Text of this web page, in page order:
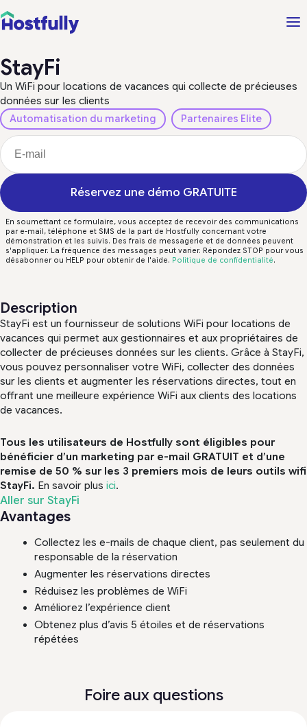
StayFi
Un WiFi pour locations de vacances qui collecte de précieuses
données sur les clients
Automatisation du marketing
Partenaires Elite
Réservez une démo GRATUITE
En soumettant ce formulaire, vous acceptez de recevoir des communications
par e-mail, téléphone et SMS de la part de Hostfully concernant votre
démonstration et les suivis. Des frais de messagerie et de données peuvent
s'appliquer. La fréquence des messages peut varier. Répondez STOP pour vous
désabonner ou HELP pour obtenir de l'aide. Politique de confidentialité.
Description
StayFi est un fournisseur de solutions WiFi pour locations de
vacances qui permet aux gestionnaires et aux propriétaires de
collecter de précieuses données sur les clients. Grâce à StayFi,
vous pouvez personnaliser votre WiFi, collecter des données
sur les clients et augmenter les réservations directes, tout en
offrant une meilleure expérience WiFi aux clients des locations
de vacances.
Tous les utilisateurs de Hostfully sont éligibles pour
bénéficier d’un marketing par e-mail GRATUIT et d’une
remise de 50 % sur les 3 premiers mois de leurs outils wifi
StayFi. En savoir plus ici.
Aller sur StayFi
Avantages
Collectez les e-mails de chaque client, pas seulement du
responsable de la réservation
Augmenter les réservations directes
Réduisez les problèmes de WiFi
Améliorez l’expérience client
Obtenez plus d’avis 5 étoiles et de réservations
répétées
Foire aux questions